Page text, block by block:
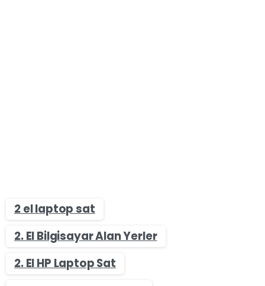
2 el laptop sat
2. El Bilgisayar Alan Yerler
2. El HP Laptop Sat